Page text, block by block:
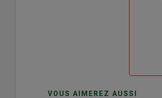
VOUS AIMEREZ AUSSI